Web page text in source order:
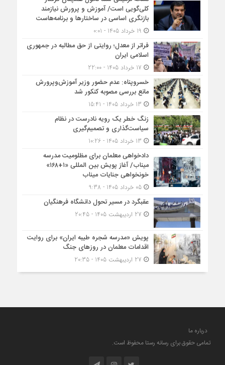
کلی‌گویی است/ آموزش و پرورش نیازمند
بازنگری اساسی در ساختارها و برنامه‌هاست
فراتر از معدل؛ روایتی از حق مطالبه در جمهوری
اسلامی ایران
خسروپناه: عدم حضور وزیر آموزش‌وپرورش
مانع بررسی مصوبه کنکور شد
زنگ خطر یک رویه نادرست در نظام
سیاست‌گذاری و تصمیم‌گیری
دادخواهی معلمان برای مظلومیت مدرسه
میناب/ آغاز پویش بین المللی «۱+۱۶۸»
خونخواهی جنایات میناب
05 خرداد 1405 - 9:38
عقبگرد در مسیر تحول دانشگاه فرهنگیان
پویش «مدرسه شجره طیبه ایران» برای روایت
اقدامات معلمان در روزهای جنگ
درباره ما
تمامی حقوق برای رسانه رستا محفوظ است.